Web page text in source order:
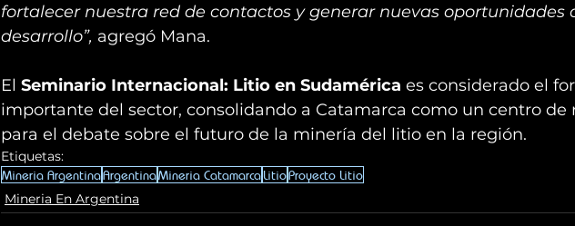
fortalecer nuestra red de contactos y generar nuevas oportunidades
desarrollo”, agregó Mana.
El Seminario Internacional: Litio en Sudamérica es considerado el
importante del sector, consolidando a Catamarca como un centro de
para el debate sobre el futuro de la minería del litio en la región.
Etiquetas:
Mineria ArgentinaArgentinaMineria CatamarcaLitioProyecto Litio
Mineria En Argentina